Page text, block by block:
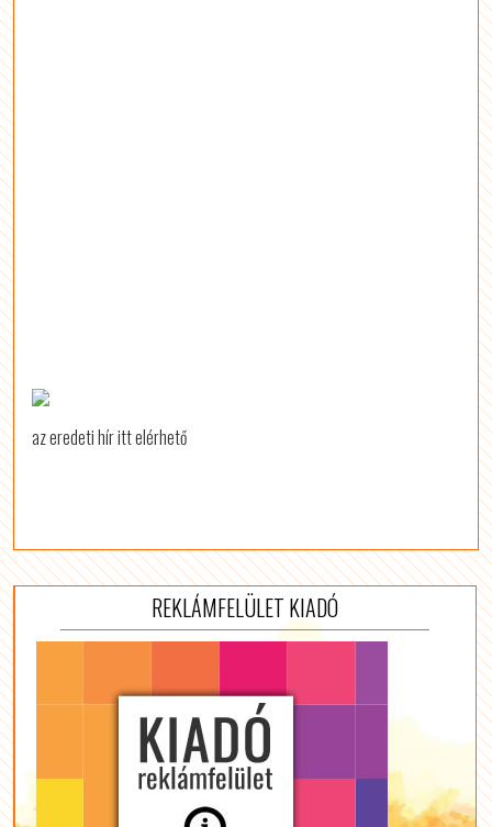
az eredeti hír itt elérhető
REKLÁMFELÜLET KIADÓ